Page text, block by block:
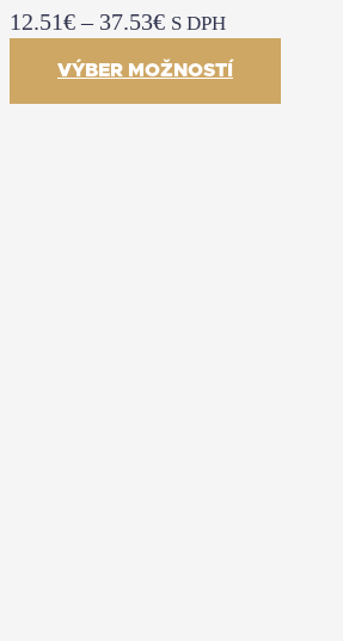
12.51€– 37.53€ S DPH
VÝBER MOŽNOSTÍ